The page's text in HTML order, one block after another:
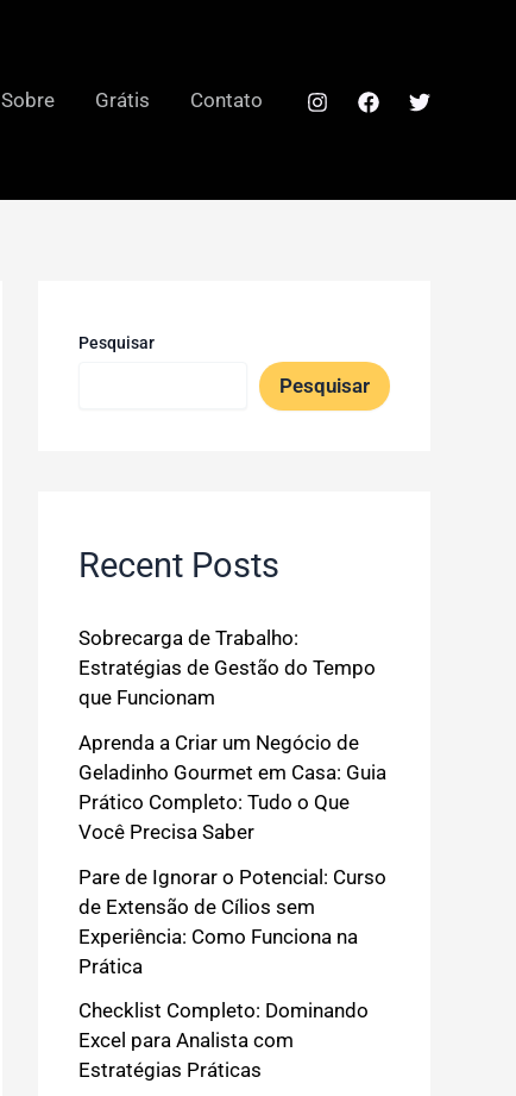
Sobre Grátis Contato
Pesquisar
Pesquisar
Recent Posts
Sobrecarga de Trabalho:
Estratégias de Gestão do Tempo
que Funcionam
Aprenda a Criar um Negócio de
Geladinho Gourmet em Casa: Guia
Prático Completo: Tudo o Que
Você Precisa Saber
Pare de Ignorar o Potencial: Curso
de Extensão de Cílios sem
Experiência: Como Funciona na
Prática
Checklist Completo: Dominando
Excel para Analista com
Estratégias Práticas